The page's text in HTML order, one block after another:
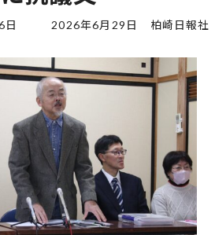
日
最
更
新
日
時
:
2026年6月29日 柏崎日報社